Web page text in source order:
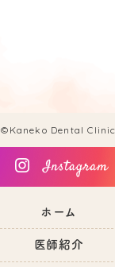
©Kaneko Dental Clinic
ホーム
医師紹介